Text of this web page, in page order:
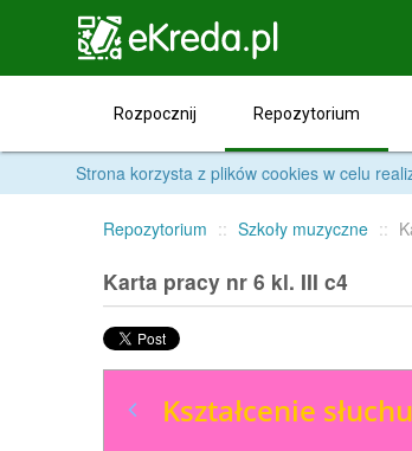
Rozpocznij Repozytorium